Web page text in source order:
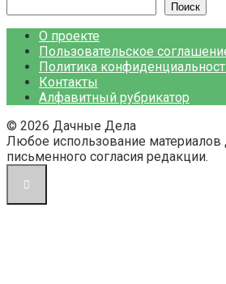
Поиск
О проекте
Пользовательское
Политика
Контакты
Алфавитный рубрикатор
© 2026 Дачные Дела
Любое использование материалов
письменного согласия редакции.